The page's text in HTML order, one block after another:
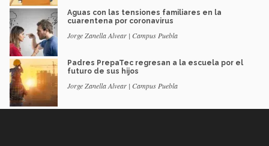
Aguas con las tensiones familiares en la
cuarentena por coronavirus
Jorge Zanella Alvear | Campus Puebla
Padres PrepaTec regresan a la escuela por el
futuro de sus hijos
Jorge Zanella Alvear | Campus Puebla